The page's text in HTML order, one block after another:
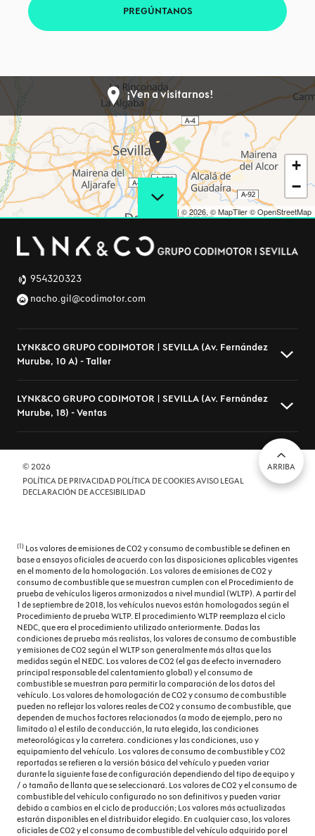
PREGÚNTANOS
¡Ven a visitarnos!
+
−
|© 2026, © MapTiler© OpenStreetMap
954320323
nacho.gil@codimotor.com
LYNK&CO GRUPO CODIMOTOR | SEVILLA (Av. Fernández
Murube, 10 A) - Taller
Av. Fernández Murube, 10 A, Sevilla - 41007 Sevilla (Sevilla)
954510666
codimotor@codimotor.com
LYNK&CO GRUPO CODIMOTOR | SEVILLA (Av. Fernández
Murube, 18) - Ventas
Av. Fernández Murube, 18, Sevilla - 41007 Sevilla (Sevilla)
954320323
© 2026
POLÍTICA DE PRIVACIDAD POLÍTICA DE COOKIESAVISO LEGAL
DECLARACIÓN DE ACCESIBILIDAD
ARRIBA
(1) Los valores de emisiones de CO2 y consumo de combustible se definen en
base a ensayos oficiales de acuerdo con las disposiciones aplicables vigentes
en el momento de la homologación. Los valores de emisiones de CO2 y
consumo de combustible que se muestran cumplen con el Procedimiento de
prueba de vehículos ligeros armonizados a nivel mundial (WLTP). A partir del
1 de septiembre de 2018, los vehículos nuevos están homologados según el
Procedimiento de prueba WLTP. El procedimiento WLTP reemplaza el ciclo
NEDC, que era el procedimiento utilizado anteriormente. Dadas las
condiciones de prueba más realistas, los valores de consumo de combustible
y emisiones de CO2 según el WLTP son generalmente más altas que las
medidas según el NEDC. Los valores de CO2 (el gas de efecto invernadero
principal responsable del calentamiento global) y el consumo de
combustible se muestran para permitir la comparación de los datos del
vehículo. Los valores de homologación de CO2 y consumo de combustible
pueden no reflejar los valores reales de CO2 y consumo de combustible, que
dependen de muchos factores relacionados (a modo de ejemplo, pero no
limitado a) el estilo de conducción, la ruta elegida, las condiciones
meteorológicas y la carretera. condiciones y las condiciones, uso y
equipamiento del vehículo. Los valores de consumo de combustible y CO2
reportadas se refieren a la versión básica del vehículo y pueden variar
durante la siguiente fase de configuración dependiendo del tipo de equipo y
/ o tamaño de llanta que se seleccionará. Los valores de CO2 y el consumo de
combustible del vehículo configurado no son definitivos y pueden variar
debido a cambios en el ciclo de producción; Los valores más actualizadas
estarán disponibles en el distribuidor elegido. En cualquier caso, los valores
oficiales de CO2 y el consumo de combustible del vehículo adquirido por el